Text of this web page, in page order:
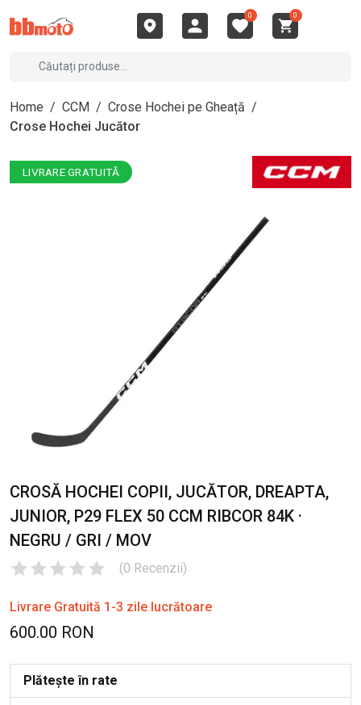
0 0
Home / CCM / Crose Hochei pe Gheață /
Crose Hochei Jucător
LIVRARE GRATUITĂ
CROSĂ HOCHEI COPII, JUCĂTOR, DREAPTA,
JUNIOR, P29 FLEX 50 CCM RIBCOR 84K ·
NEGRU / GRI / MOV
(0 Recenzii)
Livrare Gratuită 1-3 zile lucrătoare
600.00 RON
Plătește în rate